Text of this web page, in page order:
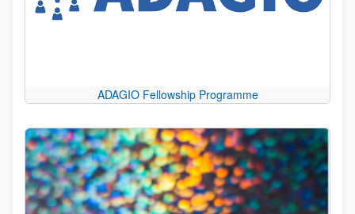
ADAGIO Fellowship Programme